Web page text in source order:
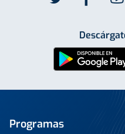
Programas